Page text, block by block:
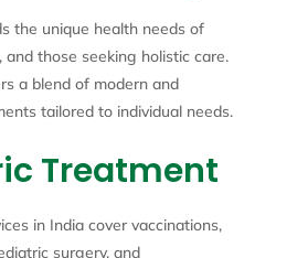
the unique health needs of
and those seeking holistic care.
a blend of modern and
tailored to individual needs.
Treatment
in India cover vaccinations,
surgery, and